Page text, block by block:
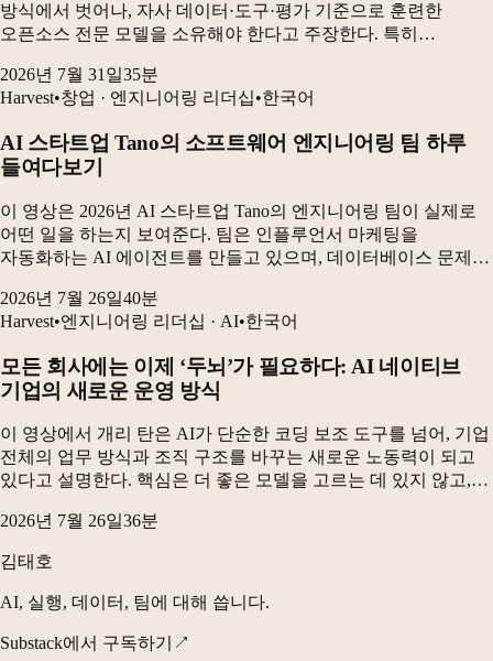
방식에서 벗어나, 자사 데이터·도구·평가 기준으로 훈련한
오픈소스 전문 모델을 소유해야 한다고 주장한다. 특히
파라미터 오픈소스 모델은 최고 프런티어 구성보다 더...
2026년 7월 31일35분
Harvest•창업 · 엔지니어링 리더십•한국어
AI 스타트업 Tano의 소프트웨어 엔지니어링 팀 하루
들여다보기
이 영상은 2026년 AI 스타트업 Tano의 엔지니어링 팀이 실제로
어떤 일을 하는지 보여준다. 팀은 인플루언서 마케팅을
자동화하는 AI 에이전트를 만들고 있으며, 데이터베이스 문제를
제품을 빠르게 개발하고 있다. 가장 큰 변...
2026년 7월 26일40분
Harvest•엔지니어링 리더십 · AI•한국어
모든 회사에는 이제 ‘두뇌’가 필요하다: AI 네이티브
기업의 새로운 운영 방식
이 영상에서 개리 탄은 AI가 단순한 코딩 보조 도구를 넘어, 기업
전체의 업무 방식과 조직 구조를 바꾸는 새로운 노동력이 되고
있다고 설명한다. 핵심은 더 좋은 모델을 고르는 데 있지 않고,
AI가 반복적으로 실행할 수 있도록...
2026년 7월 26일36분
김태호
AI, 실행, 데이터, 팀에 대해 씁니다.
Substack에서 구독하기 ↗